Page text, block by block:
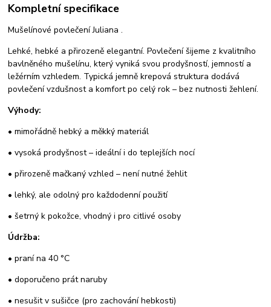
Kompletní specifikace
Mušelínové povlečení Juliana .
Lehké, hebké a přirozeně elegantní.Povlečení šijeme z kvalitního
bavlněného mušelínu, který vyniká svou prodyšností, jemností a
ležérním vzhledem. Typická jemně krepová struktura dodává
povlečení vzdušnost a komfort po celý rok – bez nutnosti žehlení.
Výhody:
• mimořádně hebký a měkký materiál
• vysoká prodyšnost – ideální i do teplejších nocí
• přirozeně mačkaný vzhled – není nutné žehlit
• lehký, ale odolný pro každodenní použití
• šetrný k pokožce, vhodný i pro citlivé osoby
Údržba:
• praní na 40 °C
• doporučeno prát naruby
• nesušit v sušičce (pro zachování hebkosti)